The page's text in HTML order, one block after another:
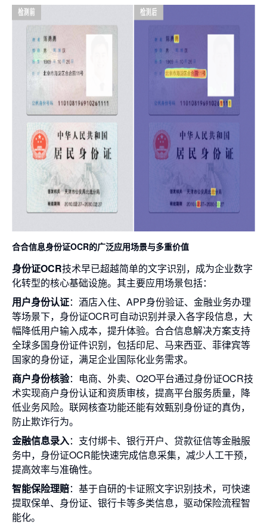
合合信息身份证OCR的广泛应用场景与多重价值
身份证OCR技术早已超越简单的文字识别，成为企业数字
化转型的核心基础设施。其主要应用场景包括：
用户身份认证：酒店入住、APP身份验证、金融业务办理
等场景下，身份证OCR可自动识别并录入各字段信息，大
幅降低用户输入成本，提升体验。合合信息解决方案支持
全球多国身份证件识别，包括印尼、马来西亚、菲律宾等
国家的身份证，满足企业国际化业务需求。
商户身份核验：电商、外卖、O2O平台通过身份证OCR技
术实现商户身份认证和资质审核，提高平台服务质量，降
低业务风险。联网核查功能还能有效甄别身份证的真伪，
防止欺诈行为。
金融信息录入：支付绑卡、银行开户、贷款征信等金融服
务中，身份证OCR能快速完成信息采集，减少人工干预，
提高效率与准确性。
智能保险理赔：基于自研的卡证照文字识别技术，可快速
提取保单、身份证、银行卡等多类信息，驱动保险流程智
能化。